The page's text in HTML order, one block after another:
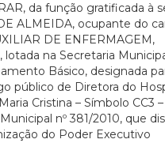
da função gratificada à
ALMEIDA, ocupante do
DE ENFERMAGEM,
lotada na Secretaria
Básico, designada
público de Diretora do
Cristina – Símbolo CC3 –
nº 381/2010, que
do Poder Executivo